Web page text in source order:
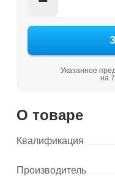
Указанное
на
О товаре
Квалификация
Производитель